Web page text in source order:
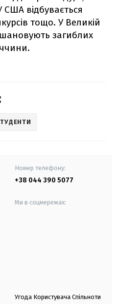
США відбувається
тощо. У Великій
загиблих
Номер телефону:
+38 044 390 5077
Ми в соцмережах:
Угода Користувача Спільноти